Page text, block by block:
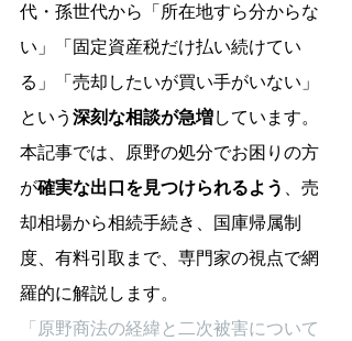
代・孫世代から「所在地すら分からな
い」「固定資産税だけ払い続けてい
る」「売却したいが買い手がいない」
という 深刻な相談が急増しています。
本記事では、原野の処分でお困りの方
が確実な出口を見つけられるよう 、売
却相場から相続手続き、国庫帰属制
度、有料引取まで、専門家の視点で網
羅的に解説します。
「原野商法の経緯と二次被害について